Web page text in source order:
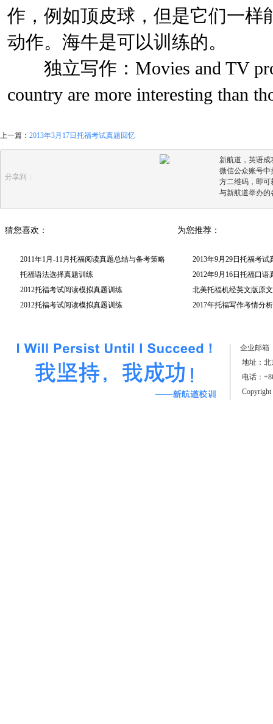
作，例如顶皮球，但是它们一样
动作。海牛是可以训练的。
独立写作：Movies and TV
country are more interesting than
上一篇： 2013年3月17日托福考试真题回忆
分享到：
新航道，英语
微信公众账号中
方二维码，即可
与新航道举办的
猜您喜欢：
2011年1月-11月托福阅读真题总结与备考策略
托福语法选择真题训练
2012托福考试阅读模拟真题训练
2012托福考试阅读模拟真题训练
为您推荐：
2013年9月29日托福考试
2012年9月16日托福口语
北美托福机经英文版原
2017年托福写作考情分
企业邮箱
地址：北
电话：